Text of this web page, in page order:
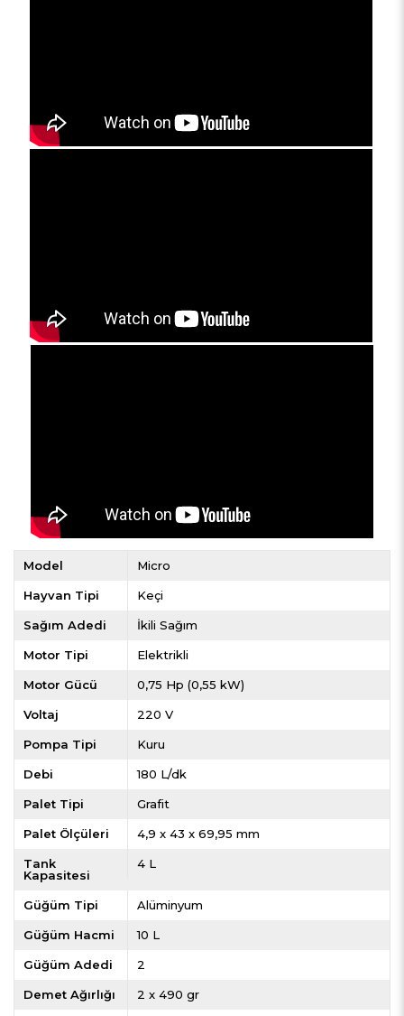
Model Micro
Hayvan Tipi Keçi
Sağım Adedi İkili Sağım
Motor Tipi Elektrikli
Motor Gücü 0,75 Hp (0,55 kW)
Voltaj 220 V
Pompa Tipi Kuru
Debi 180 L/dk
Palet Tipi Grafit
Palet Ölçüleri 4,9 x 43 x 69,95 mm
Tank
Kapasitesi
4 L
Güğüm Tipi Alüminyum
Güğüm Hacmi 10 L
Güğüm Adedi 2
Demet Ağırlığı 2 x 490 gr